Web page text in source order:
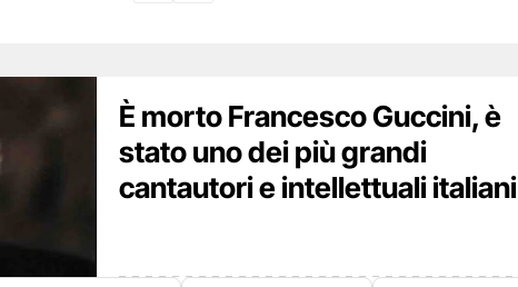
È morto Francesco Guccini, è
stato uno dei più grandi
cantautori e intellettuali italiani